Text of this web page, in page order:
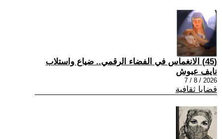
(45) الانغماس في الفضاء الرقمي.. ضياع واستلاب
نايف عبوش
2026 / 8 / 7
قضايا ثقافية